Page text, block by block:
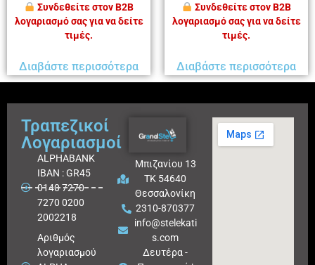
Συνδεθείτε στον B2B
λογαριασμό σας για να δείτε
τιμές.
Διαβάστε περισσότερα
Συνδεθείτε στον B2B
λογαριασμό σας για να δείτε
τιμές.
Διαβάστε περισσότερα
Τραπεζικοί
Λογαριασμοί
ALPHABANK
IBAN : GR45
0140 7270
7270 0200
2002218
Aριθμός
λογαριασμού
Μπιζανίου 13
ΤΚ 54640
Θεσσαλονίκη
2310-870377
info@stelekati
s.com
Δευτέρα -